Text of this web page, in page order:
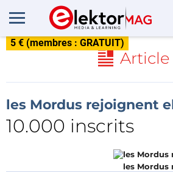
5 € (membres : GRATUIT)
Article
les Mordus rejoignent
10.000 inscrits
les Mordus